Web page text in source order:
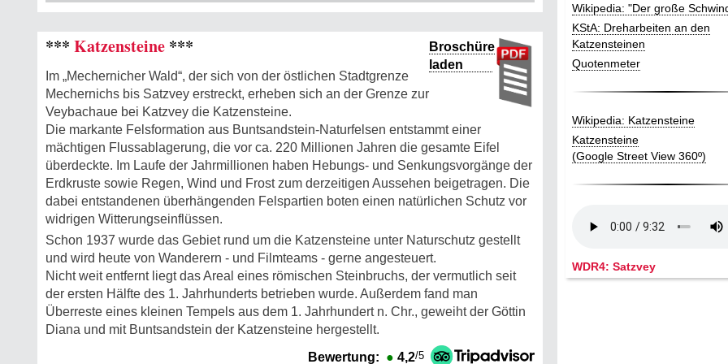
Broschüre
laden
*** Katzensteine ***
Im „Mechernicher Wald“, der sich von der östlichen Stadtgrenze
Mechernichs bis Satzvey erstreckt, erheben sich an der Grenze zur
Veybachaue bei Katzvey die Katzensteine.
Die markante Felsformation aus Buntsandstein-Naturfelsen entstammt einer
mächtigen Flussablagerung, die vor ca. 220 Millionen Jahren die gesamte Eifel
überdeckte. Im Laufe der Jahrmillionen haben Hebungs- und Senkungsvorgänge der
Erdkruste sowie Regen, Wind und Frost zum derzeitigen Aussehen beigetragen. Die
dabei entstandenen überhängenden Felspartien boten einen natürlichen Schutz vor
widrigen Witterungseinflüssen.
Schon 1937 wurde das Gebiet rund um die Katzensteine unter Naturschutz gestellt
und wird heute von Wanderern - und Filmteams - gerne angesteuert.
Nicht weit entfernt liegt das Areal eines römischen Steinbruchs, der vermutlich seit
der ersten Hälfte des 1. Jahrhunderts betrieben wurde. Außerdem fand man
Überreste eines kleinen Tempels aus dem 1. Jahrhundert n. Chr., geweiht der Göttin
Diana und mit Buntsandstein der Katzensteine hergestellt.
Bewertung: ● 4,2/5
Wikipedia: "Der große
KStA: Dreharbeiten an den
Katzensteinen
Quotenmeter
Wikipedia: Katzensteine
Katzensteine
(Google Street View 360º)
WDR4: Satzvey